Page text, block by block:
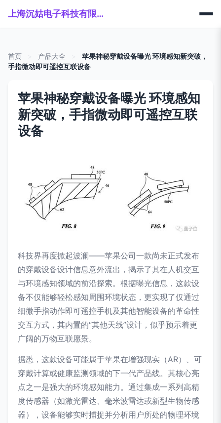
上海沉姑电子科技有限公司
首页 产品大全
苹果神秘穿戴设备曝光 环境感知新突破，
手指微动即可遥控互联设备
苹果神秘穿戴设备曝光 环境感知
新突破，手指微动即可遥控互联
设备
科技界再度掀起波澜——苹果公司一款尚未正式发布
的穿戴设备设计信息意外流出，揭示了其在人机交互
与环境感知领域的前沿探索。根据曝光信息，这款设
备不仅能够轻松感知周围环境状态，更实现了仅通过
细微手指动作即可遥控手机及其他智能设备的革命性
交互方式，其内置的“其他天线”设计，似乎预示着更
广阔的万物互联愿景。
据悉，这款设备可能属于苹果在增强现实（AR）、可
穿戴计算或健康监测领域的下一代产品线。其核心亮
点之一是强大的环境感知能力。通过集成一系列高精
度传感器（如激光雷达、毫米波雷达或新型生物传感
器），设备能够实时捕捉并分析用户所处的物理环境